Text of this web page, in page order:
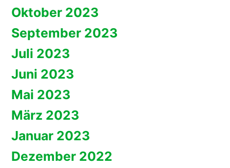
Oktober 2023
September 2023
Juli 2023
Juni 2023
Mai 2023
März 2023
Januar 2023
Dezember 2022